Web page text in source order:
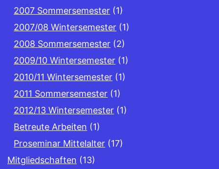
2007 Sommersemester (1)
2007/08 Wintersemester (1)
2008 Sommersemester (2)
2009/10 Wintersemester (1)
2010/11 Wintersemester (1)
2011 Sommersemester (1)
2012/13 Wintersemester (1)
Betreute Arbeiten (1)
Proseminar Mittelalter (17)
Mitgliedschaften (13)